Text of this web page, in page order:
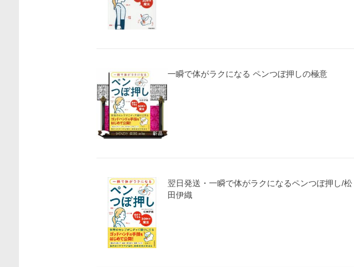
一瞬で体がラクになる ペンつぼ押しの極意
翌日発送・一瞬で体がラクになるペンつぼ押し/松
田伊織